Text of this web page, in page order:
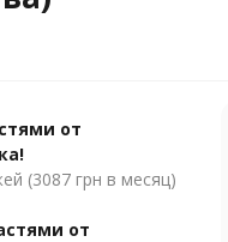
от
(3087 грн в месяц)
от